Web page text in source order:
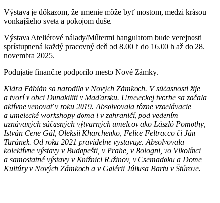
Výstava je dôkazom, že umenie môže byť mostom, medzi krásou
vonkajšieho sveta a pokojom duše.
Výstava Ateliérové nálady/Műtermi hangulatom bude verejnosti
sprístupnená každý pracovný deň od 8.00 h do 16.00 h až do 28.
novembra 2025.
Podujatie finančne podporilo mesto Nové Zámky.
Klára Fábián sa narodila v Nových Zámkoch. V súčasnosti žije
a tvorí v obci Dunakiliti v Maďarsku. Umeleckej tvorbe sa začala
aktívne venovať v roku 2019. Absolvovala rôzne vzdelávacie
a umelecké workshopy doma i v zahraničí, pod vedením
uznávaných súčasných výtvarných umelcov ako László Pomothy,
István Cene Gál, Oleksii Kharchenko, Felice Feltracco či Ján
Turánek. Od roku 2021 pravidelne vystavuje. Absolvovala
kolektívne výstavy v Budapešti, v Prahe, v Bologni, vo Vlkolínci
a samostatné výstavy v Knižnici Ružinov, v Csemadoku a Dome
Kultúry v Nových Zámkoch a v Galérii Júliusa Bartu v Štúrove.